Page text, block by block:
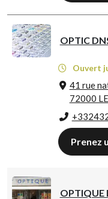
OPTIC
Ouvert
41 rue
72000
Prenez
OPTIQUE